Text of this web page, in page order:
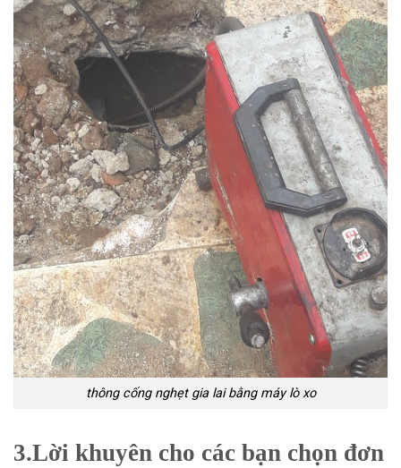
thông cống nghẹt gia lai bằng máy lò xo
3.Lời khuyên cho các bạn chọn đơn